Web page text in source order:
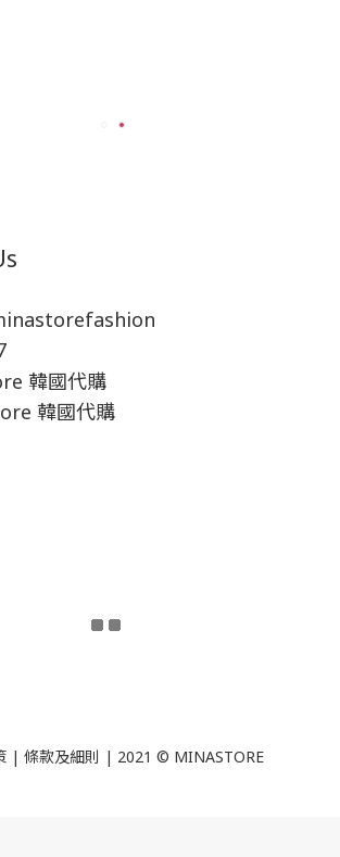
韓國代購
韓國代購
| 條款及細則 | 2021 © MINASTORE